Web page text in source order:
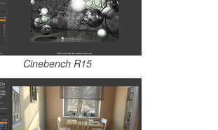
Cinebench R15